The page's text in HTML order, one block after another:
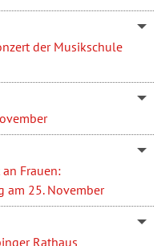
der Musikschule
Frauen:
am 25. November
Rathaus